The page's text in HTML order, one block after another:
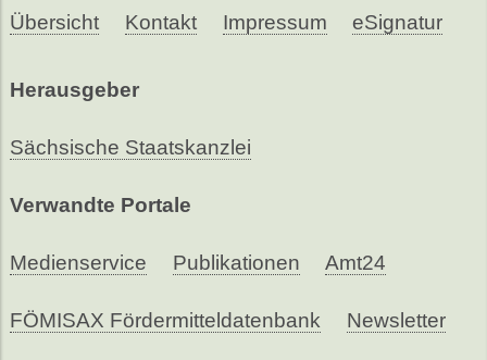
Übersicht Kontakt Impressum eSignatur
Herausgeber
Sächsische Staatskanzlei
Verwandte Portale
Medienservice Publikationen Amt24
FÖMISAX Fördermitteldatenbank Newsletter